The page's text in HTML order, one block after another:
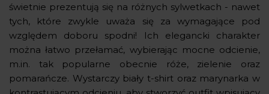
świetnie prezentują się na różnych sylwetkach - nawet
tych, które zwykle uważa się za wymagające pod
względem doboru spodni! Ich elegancki charakter
można łatwo przełamać, wybierając mocne odcienie,
m.in. tak popularne obecnie róże, zielenie oraz
pomarańcze. Wystarczy biały t-shirt oraz marynarka w